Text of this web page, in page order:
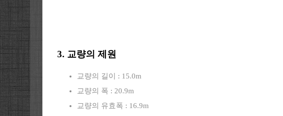
3. 교량의 제원
교량의 길이 : 15.0m
교량의 폭 : 20.9m
교량의 유효폭 : 16.9m